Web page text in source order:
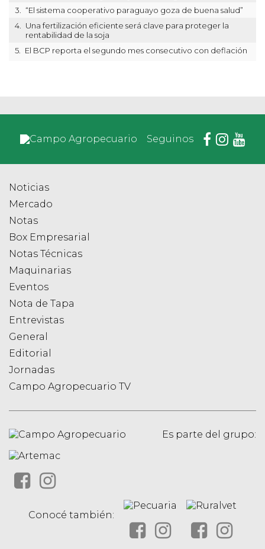
3.
“El sistema cooperativo paraguayo goza de buena salud”
4.
Una fertilización eficiente será clave para proteger la
rentabilidad de la soja
5.
El BCP reporta el segundo mes consecutivo con deflación
Seguinos
Noticias
Mercado
Notas
Box Empresarial
Notas Técnicas
Maquinarias
Eventos
Nota de Tapa
Entrevistas
General
Editorial
Jornadas
Campo Agropecuario TV
Es parte del grupo:
Conocé también: